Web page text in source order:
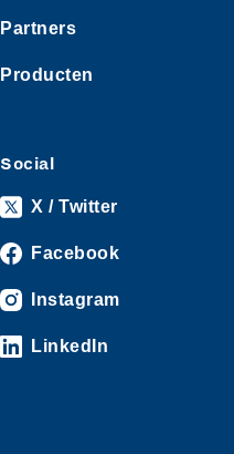
Partners
Producten
Social
X / Twitter
Facebook
Instagram
LinkedIn